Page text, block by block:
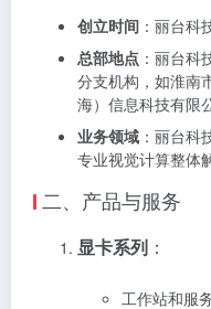
创立时间 ：丽台科
总部地点 ：丽台科
分支机构，如淮南
海）信息科技有限
业务领域 ：丽台科
专业视觉计算整体
二、产品与服务
显卡系列 ：
工作站和服